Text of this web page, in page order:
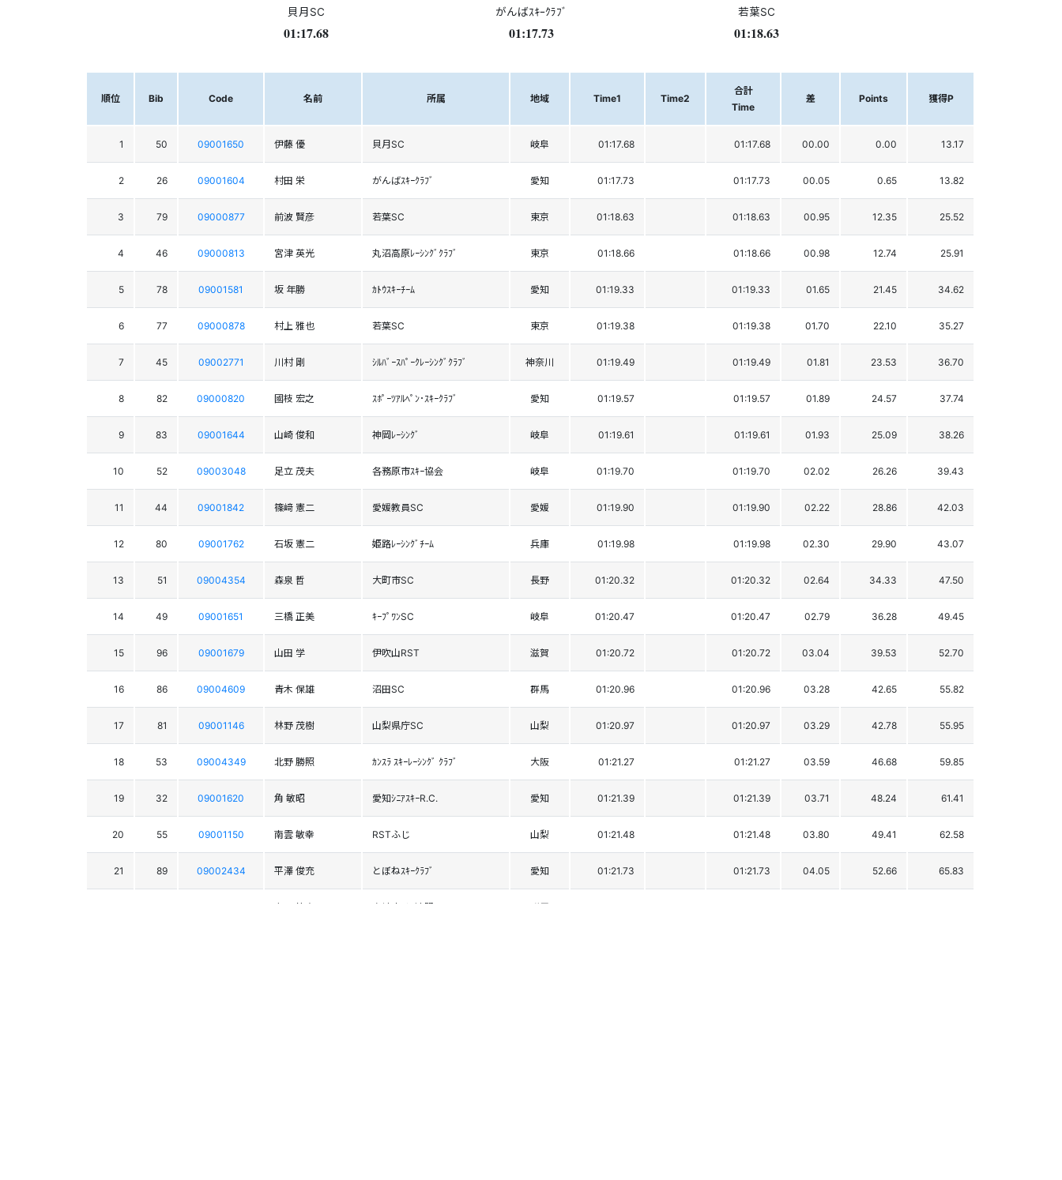
貝月SC
01:17.68
がんばｽｷｰｸﾗﾌﾞ
01:17.73
若葉SC
01:18.63
順位 Bib Code 名前 所属 地域 Time1 Time2
合計
Time
差 Points 獲得P
1 50 09001650 伊藤 優 貝月SC 岐阜 01:17.68 01:17.68 00.00 0.00 13.17
2 26 09001604 村田 栄 がんばｽｷｰｸﾗﾌﾞ 愛知 01:17.73 01:17.73 00.05 0.65 13.82
3 79 09000877 前波 賢彦 若葉SC 東京 01:18.63 01:18.63 00.95 12.35 25.52
4 46 09000813 宮津 英光 丸沼高原ﾚｰｼﾝｸﾞｸﾗﾌﾞ 東京 01:18.66 01:18.66 00.98 12.74 25.91
5 78 09001581 坂 年勝 ｶﾄｳｽｷｰﾁｰﾑ 愛知 01:19.33 01:19.33 01.65 21.45 34.62
6 77 09000878 村上 雅也 若葉SC 東京 01:19.38 01:19.38 01.70 22.10 35.27
7 45 09002771 川村 剛 ｼﾙﾊﾞｰｽﾊﾟｰｸﾚｰｼﾝｸﾞｸﾗﾌﾞ 神奈川 01:19.49 01:19.49 01.81 23.53 36.70
8 82 09000820 國枝 宏之 ｽﾎﾟｰﾂｱﾙﾍﾟﾝ･ｽｷｰｸﾗﾌﾞ 愛知 01:19.57 01:19.57 01.89 24.57 37.74
9 83 09001644 山崎 俊和 神岡ﾚｰｼﾝｸﾞ 岐阜 01:19.61 01:19.61 01.93 25.09 38.26
10 52 09003048 足立 茂夫 各務原市ｽｷｰ協会 岐阜 01:19.70 01:19.70 02.02 26.26 39.43
11 44 09001842 篠﨑 憲二 愛媛教員SC 愛媛 01:19.90 01:19.90 02.22 28.86 42.03
12 80 09001762 石坂 憲二 姫路ﾚｰｼﾝｸﾞﾁｰﾑ 兵庫 01:19.98 01:19.98 02.30 29.90 43.07
13 51 09004354 森泉 哲 大町市SC 長野 01:20.32 01:20.32 02.64 34.33 47.50
14 49 09001651 三橋 正美 ｷｰﾌﾟﾜﾝSC 岐阜 01:20.47 01:20.47 02.79 36.28 49.45
15 96 09001679 山田 学 伊吹山RST 滋賀 01:20.72 01:20.72 03.04 39.53 52.70
16 86 09004609 青木 保雄 沼田SC 群馬 01:20.96 01:20.96 03.28 42.65 55.82
17 81 09001146 林野 茂樹 山梨県庁SC 山梨 01:20.97 01:20.97 03.29 42.78 55.95
18 53 09004349 北野 勝照 ｶﾝｽﾗ ｽｷｰﾚｰｼﾝｸﾞ ｸﾗﾌﾞ 大阪 01:21.27 01:21.27 03.59 46.68 59.85
19 32 09001620 角 敏昭 愛知ｼﾆｱｽｷｰR.C. 愛知 01:21.39 01:21.39 03.71 48.24 61.41
20 55 09001150 南雲 敏幸 RSTふじ 山梨 01:21.48 01:21.48 03.80 49.41 62.58
21 89 09002434 平澤 俊充 とぼねｽｷｰｸﾗﾌﾞ 愛知 01:21.73 01:21.73 04.05 52.66 65.83
上野 節夫 高崎市ｽｷｰ連盟 群馬